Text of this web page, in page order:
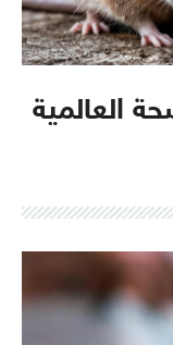
العالمية